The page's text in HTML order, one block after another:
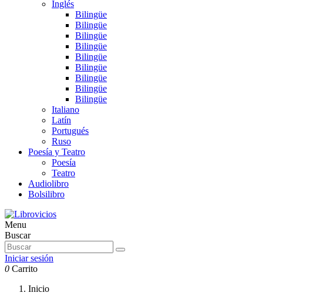
Inglés
Bilingüe
Bilingüe
Bilingüe
Bilingüe
Bilingüe
Bilingüe
Bilingüe
Bilingüe
Bilingüe
Italiano
Latín
Portugués
Ruso
Poesía y Teatro
Poesía
Teatro
Audiolibro
Bolsilibro
Menu
Buscar
Iniciar sesión
0 Carrito
Inicio